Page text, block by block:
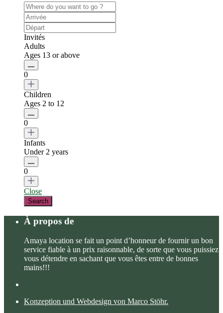
Invités
Adults
Ages 13 or above
0
Children
Ages 2 to 12
0
Infants
Under 2 years
0
Close
À propos de
Amaya location se fait un point d’honneur de fournir un bon
service fiable à un prix raisonnable, de sorte que vous puissiez
vous détendre en sachant que vous êtes entre de bonnes
mains!!!
Konzeption und Webdesign von Marco Stöhr.